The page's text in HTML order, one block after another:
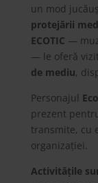
un mod
protejării
ECOTIC —
— le oferă
de mediu,
Personajul
prezent
transmite, cu
organizației.
Activitățile